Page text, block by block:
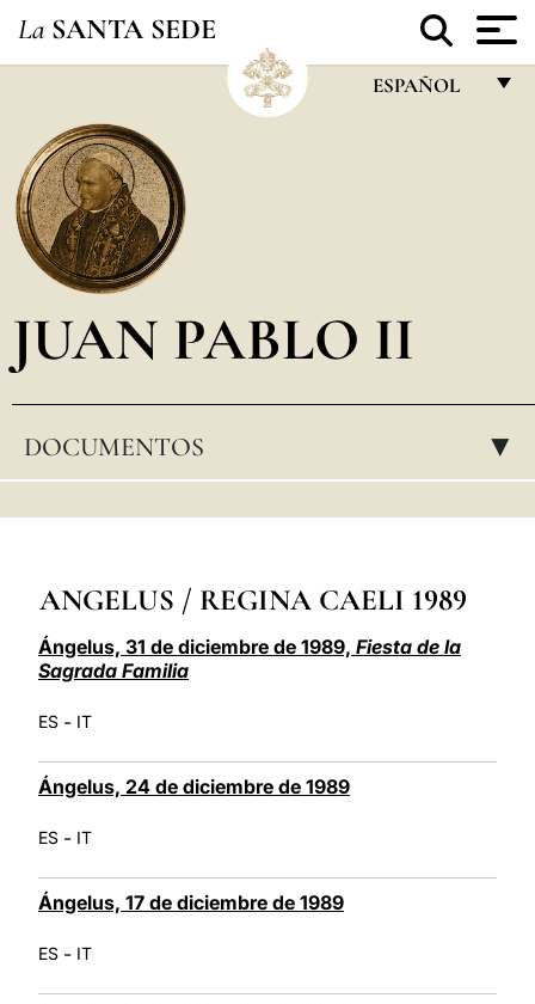
La SANTA SEDE
ESPAÑOL
ESPAÑOL
DEUTSCH
POLSKI
JUAN PABLO II
DOCUMENTOS ▸
ANGELUS / REGINA CAELI 1989
Ángelus, 31 de diciembre de 1989, Fiesta de la
Sagrada Familia
ES - IT
Ángelus, 24 de diciembre de 1989
ES - IT
Ángelus, 17 de diciembre de 1989
ES - IT